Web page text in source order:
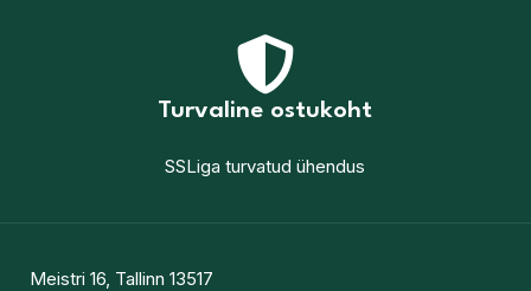
Turvaline ostukoht
SSLiga turvatud ühendus
Meistri 16, Tallinn 13517